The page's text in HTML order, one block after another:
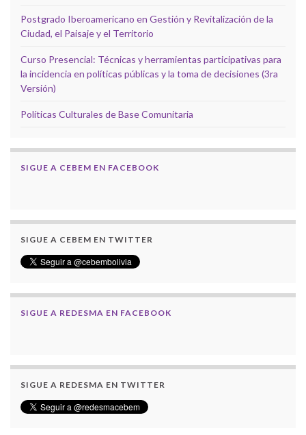
Postgrado Iberoamericano en Gestión y Revitalización de la
Ciudad, el Paisaje y el Territorio
Curso Presencial: Técnicas y herramientas participativas para
la incidencia en políticas públicas y la toma de decisiones (3ra
Versión)
Políticas Culturales de Base Comunitaria
SIGUE A CEBEM EN FACEBOOK
SIGUE A CEBEM EN TWITTER
SIGUE A REDESMA EN FACEBOOK
SIGUE A REDESMA EN TWITTER